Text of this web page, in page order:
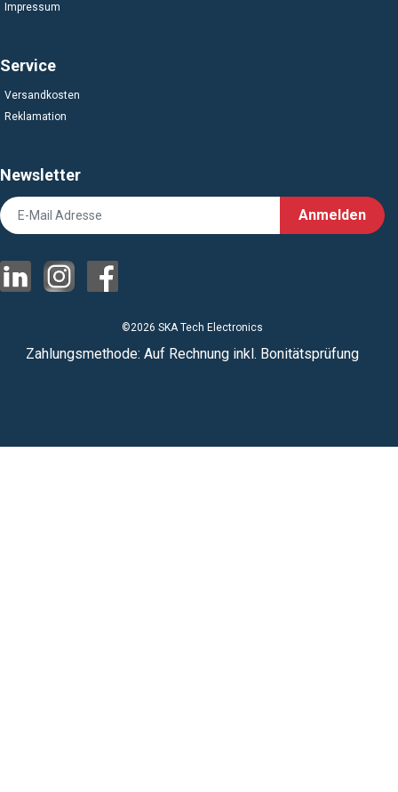
Impressum
Service
Versandkosten
Reklamation
Newsletter
Anmelden
©2026 SKA Tech Electronics
Zahlungsmethode: Auf Rechnung inkl. Bonitätsprüfung